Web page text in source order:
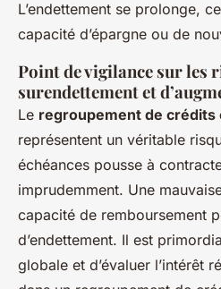
L’endettement se prolonge,
capacité d’épargne ou de
Point de vigilance sur les
surendettement et
Le regroupement de
représentent un véritable
échéances pousse à
imprudemment. Une
capacité de remboursement
d’endettement. Il est
globale et d’évaluer l’intérêt